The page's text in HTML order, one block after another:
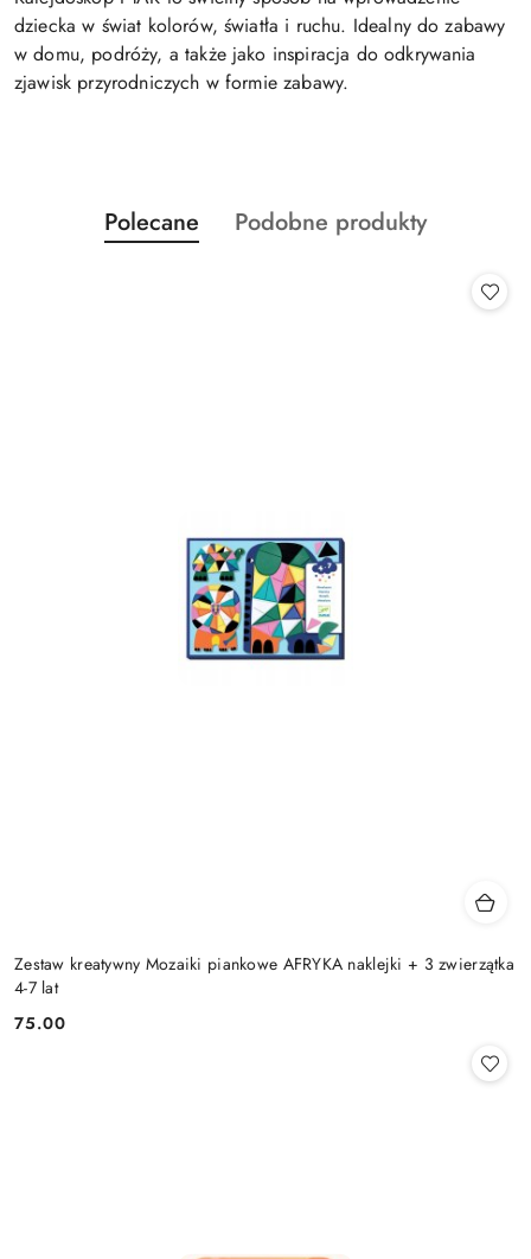
dziecka w świat kolorów, światła i ruchu. Idealny do zabawy
w domu, podróży, a także jako inspiracja do odkrywania
zjawisk przyrodniczych w formie zabawy.
Pomiń karuzelę produktów
Produkty
o
Polecane
Produkty
Podobne produkty
Zestaw kreatywny Mozaiki piankowe AFRYKA naklejki + 3 zwierzątka
4-7 lat
Cena:
75.00